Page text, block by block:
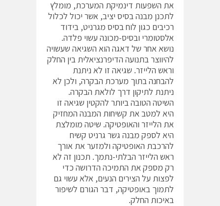
את השפעות דינמיקת המערכת, מומלץ
לתכנן מבנה בסיס יציב, אשר יכול לכלול
רכיבים כגון לוח בסיס מגרניט, בידוד
אלסטומרי ובסיס-מכונה עשוי פלדה.
נושא אחר של דאגה הוא השגיאה שעשויה
להיווצר בתנועה הדיפרנציאלית בין החלק
וראש הלייזר. שגיאה זו לא ניתנת
להבחנה בתוך מערכת הבקרה, ולכן לא
ניתנת לתיקון דרך לולאת הבקרה.
השיטה הטובה ביותר להקטין שגיאה זו
היא למטב את קשיחות המבנה המחזיק
את הלייזר והאופטיקה. שיטה מומלצת
היא לספק מבנה גשר גרניט קשיח
להרכבת האופטיקה ולמזער את אורך
ראש הלייזר הבלתי-נתמך. תכנון זה לא
רק מספק את התמיכה הדרושה כדי
לפצות על הצירים הנעים, אלא עשוי גם
לתמוך באופטיקה, דבר הגורם לשיפור
באיכות החלק.